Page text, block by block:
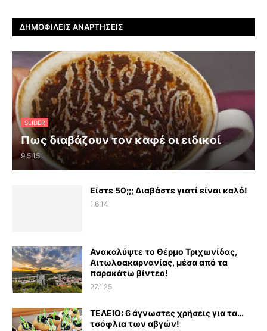
ΔΗΜΟΦΙΛΕΊΣ ΑΝΑΡΤΉΣΕΙΣ
SLIDER
Πως διαβάζουν τον καφέ οι ειδικοί
9.5.15
Είστε 50;;; Διαβάστε γιατί είναι καλό!
1.6.14
Ανακαλύψτε το Θέρμο Τριχωνίδας,
Αιτωλοακαρνανίας, μέσα από τα
παρακάτω βίντεο!
27.1.25
ΤΕΛΕΙΟ: 6 άγνωστες χρήσεις για τα…
τσόφλια των αβγών!